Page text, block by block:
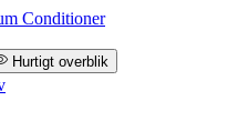
Hurtigt overblik